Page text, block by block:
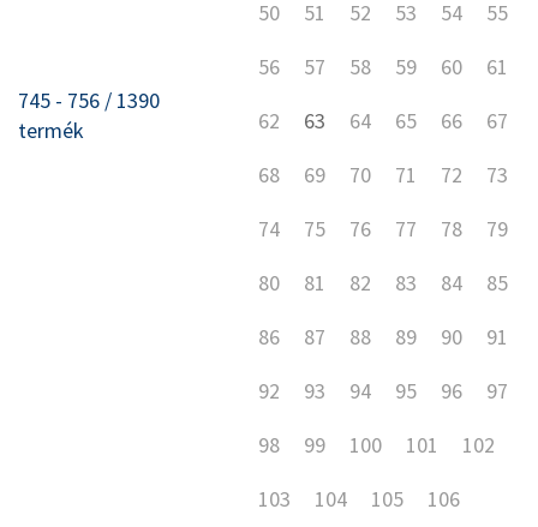
745 - 756 / 1390
termék
50
51 52 53 54
55
56
57 58 59 60
61
62
63 64 65 66
67
68
69 70 71 72
73
74
75 76 77 78
79
80
81 82 83 84
85
86
87 88 89 90
91
92
93 94 95 96
97
98
99 100 101
102
103
104 105
106